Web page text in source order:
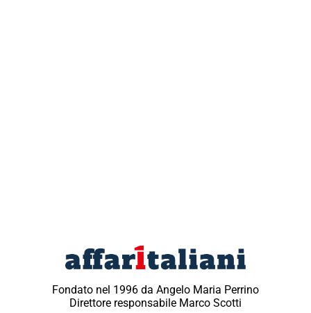
Fondato nel 1996 da Angelo Maria Perrino
Direttore responsabile Marco Scotti